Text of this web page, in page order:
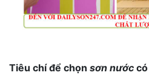
Tiêu chí để chọn sơn nước